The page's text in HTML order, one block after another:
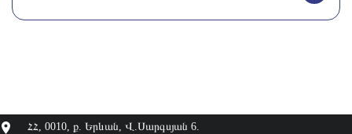
ՀՀ, 0010, ք. Երևան, Վ.Սարգսյան 6.